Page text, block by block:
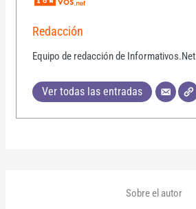
Redacción
Equipo de redacción de Informativos.Net
Ver todas las entradas
Sobre el autor